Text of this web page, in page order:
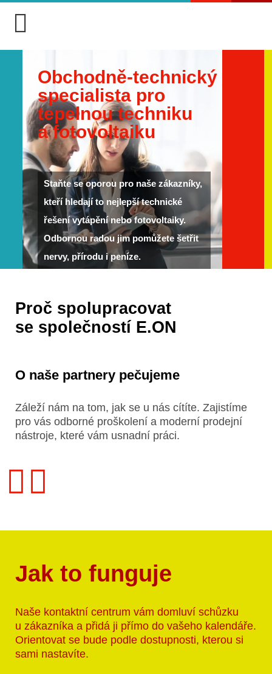
Obchodně-technický
specialista pro
tepelnou techniku
a fotovoltaiku
Staňte se oporou pro naše zákazníky,
kteří hledají to nejlepší technické
řešení vytápění nebo fotovoltaiky.
Odbornou radou jim pomůžete šetřit
nervy, přírodu i peníze.
Proč spolupracovat
se společností E.ON
O naše partnery pečujeme
Záleží nám na tom, jak se u nás cítíte. Zajistíme
pro vás odborné proškolení a moderní prodejní
nástroje, které vám usnadní práci.
Jak to funguje
Naše kontaktní centrum vám domluví schůzku
u zákazníka a přidá ji přímo do vašeho kalendáře.
Orientovat se bude podle dostupnosti, kterou si
sami nastavíte.